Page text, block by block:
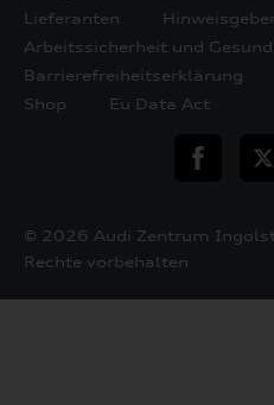
Lieferanten
Arbeitssicherheit und
Barrierefreiheitserklärung
Shop
Eu Data Act
teilen
© 2026 Audi Zentrum
Rechte vorbehalten